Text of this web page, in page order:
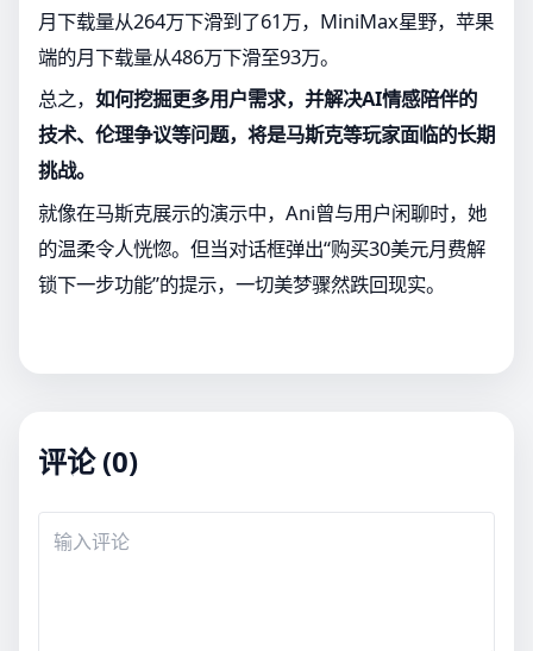
月下载量从264万下滑到了61万，MiniMax星野，苹果
端的月下载量从486万下滑至93万。
总之， 如何挖掘更多用户需求，并解决AI情感陪伴的
技术、伦理争议等问题，将是马斯克等玩家面临的长期
挑战。
就像在马斯克展示的演示中，Ani曾与用户闲聊时，她
的温柔令人恍惚。但当对话框弹出“购买30美元月费解
锁下一步功能”的提示，一切美梦骤然跌回现实。
评论 (0)